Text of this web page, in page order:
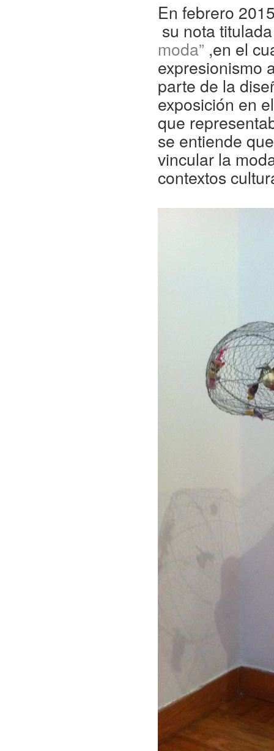
En febrero
su nota
moda” ,en el
expresionismo
parte de la
exposición en
que
se entiende
vincular la
contextos